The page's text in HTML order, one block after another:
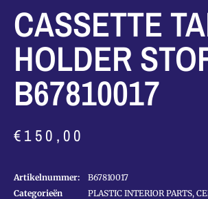
CASSETTE
HOLDER
B67810017
€150,00
Artikelnummer:
B67810017
Categorieën
PLASTIC INTERIOR PARTS,